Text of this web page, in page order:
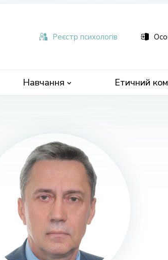
Навчання Етичний
Реєстр психологів